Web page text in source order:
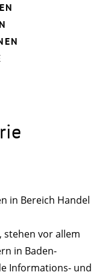
in Bereich Handel
stehen vor allem
in Baden-
Informations- und